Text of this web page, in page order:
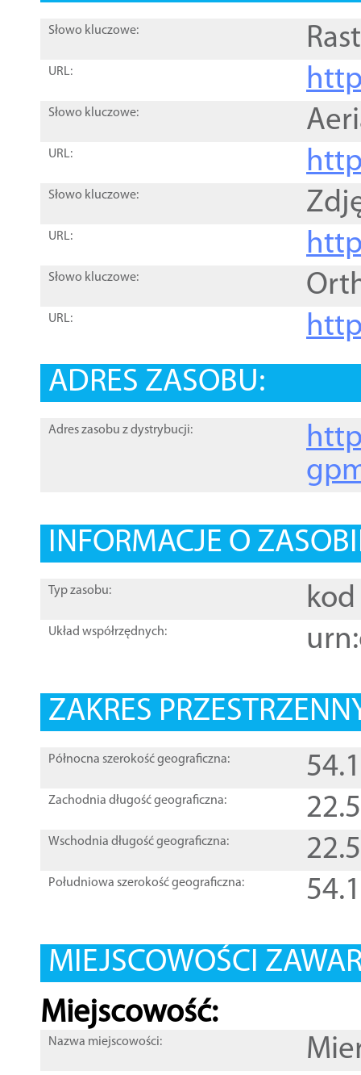
Słowo kluczowe:
URL:
Słowo kluczowe:
URL:
Słowo kluczowe:
URL:
Słowo kluczowe:
URL:
ADRES ZASOBU:
Adres zasobu z dystrybucji:
INFORMACJE O
Typ zasobu: kod
Układ współrzędnych:
ZAKRES
Północna szerokość geograficzna:
Zachodnia długość geograficzna:
Wschodnia długość geograficzna:
Południowa szerokość geograficzna:
MIEJSCOWOŚCI
Miejscowość:
Nazwa miejscowości: